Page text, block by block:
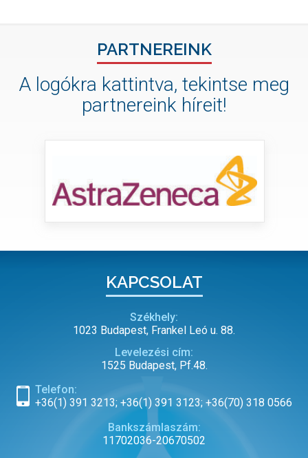
PARTNEREINK
A logókra kattintva, tekintse meg
partnereink híreit!
KAPCSOLAT
Székhely:
1023 Budapest, Frankel Leó u. 88.
Levelezési cím:
1525 Budapest, Pf.48.
Telefon:
+36(1) 391 3213; +36(1) 391 3123; +36(70) 318 0566
Bankszámlaszám:
11702036-20670502